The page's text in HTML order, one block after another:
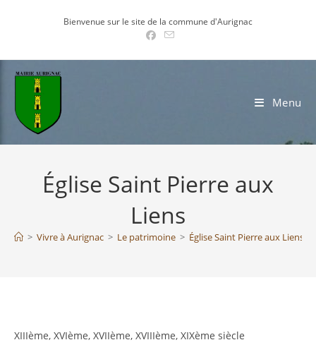
Bienvenue sur le site de la commune d'Aurignac
Menu
Église Saint Pierre aux
Liens
> Vivre à Aurignac > Le patrimoine > Église Saint Pierre aux Liens
XIIIème, XVIème, XVIIème, XVIIIème, XIXème siècle